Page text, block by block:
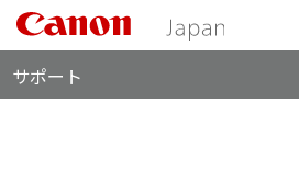
サポート